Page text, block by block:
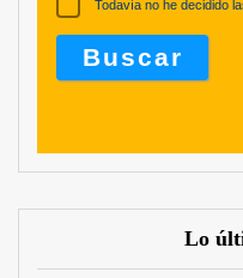
Todavía no he decidido
Lo